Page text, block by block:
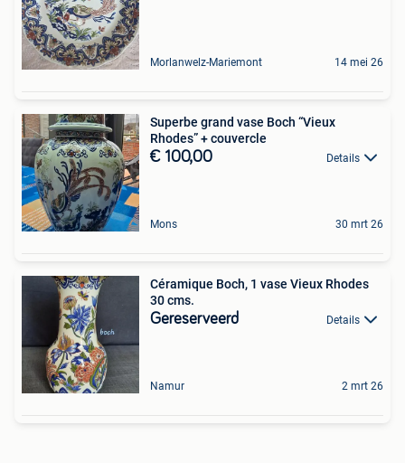
Morlanwelz-Mariemont 14 mei 26
Superbe grand vase Boch “Vieux
Rhodes” + couvercle
€ 100,00 Details
Mons 30 mrt 26
Céramique Boch, 1 vase Vieux Rhodes
30 cms.
Gereserveerd Details
Namur 2 mrt 26